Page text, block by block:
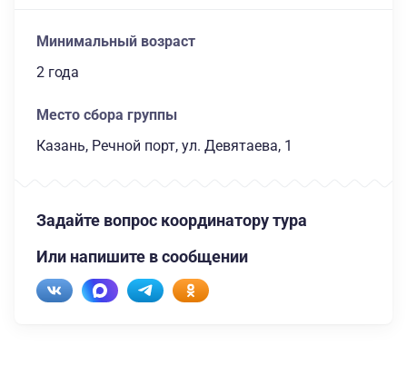
Минимальный возраст
2 года
Место сбора группы
Казань, Речной порт, ул. Девятаева, 1
Задайте вопрос координатору тура
Или напишите в сообщении